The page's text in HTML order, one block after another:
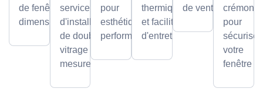
de fenêtres et
dimensions.
service
d'installation
de double
vitrage sur
mesure.
pour
esthétique et
performance.
thermique
et facilité
d'entretien.
de vente.
crémone
pour
sécuriser
votre
fenêtre